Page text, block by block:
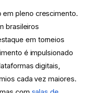
em pleno crescimento.
brasileiros
em torneios
é impulsionado
digitais,
cada vez maiores.